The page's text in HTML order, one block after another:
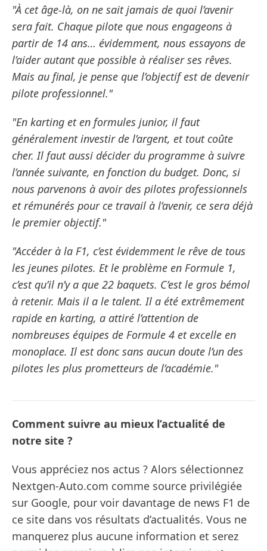
"À cet âge-là, on ne sait jamais de quoi l’avenir
sera fait. Chaque pilote que nous engageons à
partir de 14 ans… évidemment, nous essayons de
l’aider autant que possible à réaliser ses rêves.
Mais au final, je pense que l’objectif est de devenir
pilote professionnel."
"En karting et en formules junior, il faut
généralement investir de l’argent, et tout coûte
cher. Il faut aussi décider du programme à suivre
l’année suivante, en fonction du budget. Donc, si
nous parvenons à avoir des pilotes professionnels
et rémunérés pour ce travail à l’avenir, ce sera déjà
le premier objectif."
"Accéder à la F1, c’est évidemment le rêve de tous
les jeunes pilotes. Et le problème en Formule 1,
c’est qu’il n’y a que 22 baquets. C’est le gros bémol
à retenir. Mais il a le talent. Il a été extrêmement
rapide en karting, a attiré l’attention de
nombreuses équipes de Formule 4 et excelle en
monoplace. Il est donc sans aucun doute l’un des
pilotes les plus prometteurs de l’académie."
Comment suivre au mieux l’actualité de
notre site ?
Vous appréciez nos actus ? Alors sélectionnez
Nextgen-Auto.com comme source privilégiée
sur Google, pour voir davantage de news F1 de
ce site dans vos résultats d’actualités. Vous ne
manquerez plus aucune information et serez